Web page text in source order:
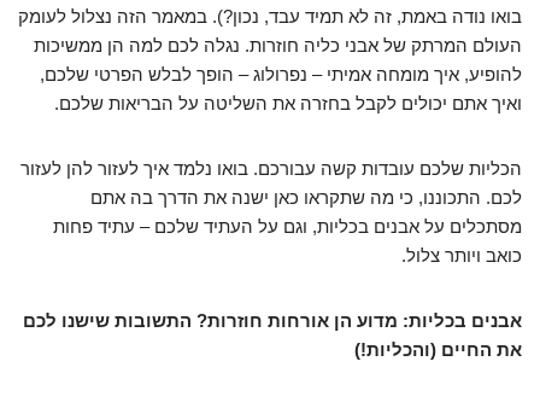
בואו נודה באמת, זה לא תמיד עבד, נכון?). במאמר הזה נצלול לעומק
העולם המרתק של אבני כליה חוזרות. נגלה לכם למה הן ממשיכות
להופיע, איך מומחה אמיתי – נפרולוג – הופך לבלש הפרטי שלכם,
ואיך אתם יכולים לקבל בחזרה את השליטה על הבריאות שלכם.
הכליות שלכם עובדות קשה עבורכם. בואו נלמד איך לעזור להן לעזור
לכם. התכוננו, כי מה שתקראו כאן ישנה את הדרך בה אתם
מסתכלים על אבנים בכליות, וגם על העתיד שלכם – עתיד פחות
כואב ויותר צלול.
אבנים בכליות: מדוע הן אורחות חוזרות? התשובות שישנו לכם
את החיים (והכליות!)